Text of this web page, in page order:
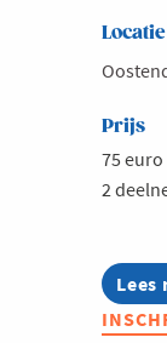
Locatie
Prijs
75
2
Lees
Voka